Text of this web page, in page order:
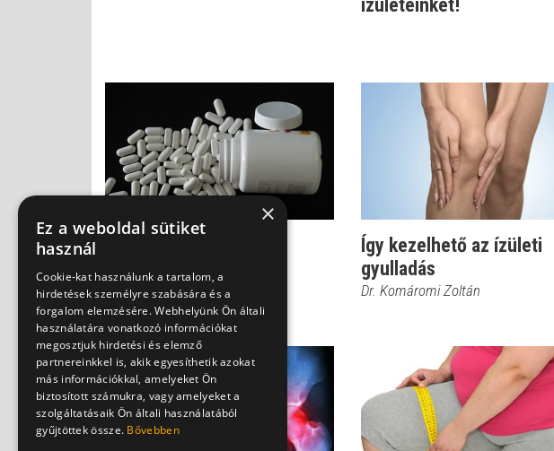
ízületeinket!
mindegy, hogyan
csökkentjük!
Dr. Komáromi Zoltán
Így kezelhető az ízületi
gyulladás
Dr. Komáromi Zoltán
×
Ez a weboldal sütiket
használ
Cookie-kat használunk a tartalom, a
hirdetések személyre szabására és a
forgalom elemzésére. Webhelyünk Ön általi
használatára vonatkozó információkat
megosztjuk hirdetési és elemző
partnereinkkel is, akik egyesíthetik azokat
más információkkal, amelyeket Ön
biztosított számukra, vagy amelyeket a
szolgáltatásaik Ön általi használatából
gyűjtöttek össze. Bővebben